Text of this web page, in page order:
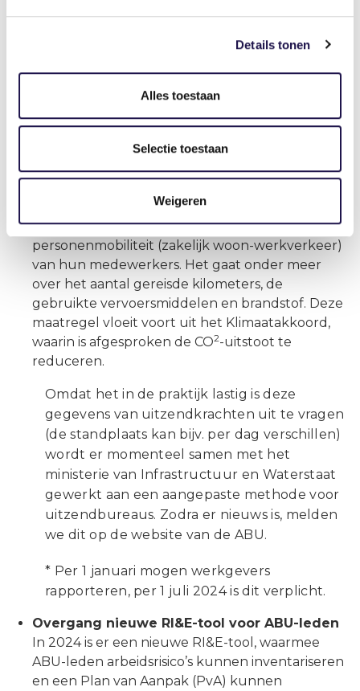
Details tonen
Alles toestaan
Selectie toestaan
Weigeren
wetsvoorstel dat nu bij de Tweede Kamer ligt,
Verder
Verplichte rapportage werkgebonden
personenmobiliteit
meer werknemers verplicht gegevens te
verstrekken over de werkgebonden
personenmobiliteit (zakelijk woon-werkverkeer)
van hun medewerkers. Het gaat onder meer
over het aantal gereisde kilometers, de
gebruikte vervoersmiddelen en brandstof. Deze
maatregel vloeit voort uit het Klimaatakkoord,
waarin is afgesproken de CO2-uitstoot te
reduceren.
Omdat het in de praktijk lastig is deze
gegevens van uitzendkrachten uit te vragen
(de standplaats kan bijv. per dag verschillen)
wordt er momenteel samen met het
ministerie van Infrastructuur en Waterstaat
gewerkt aan een aangepaste methode voor
uitzendbureaus. Zodra er nieuws is, melden
we dit op de website van de ABU.
* Per 1 januari mogen werkgevers
rapporteren, per 1 juli 2024 is dit verplicht.
Overgang nieuwe RI&E-tool voor ABU-leden
In 2024 is er een nieuwe RI&E-tool, waarmee
ABU-leden arbeidsrisico’s kunnen inventariseren
en een Plan van Aanpak (PvA) kunnen